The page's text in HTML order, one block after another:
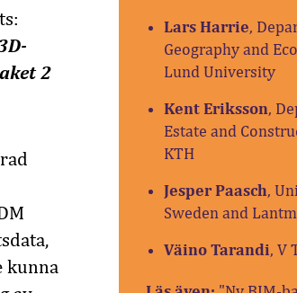
Lars Harrie,
Geography and
Lund University
Kent Eriksson,
Estate and
KTH
Jesper Paasch,
Sweden and
Väino Tarandi, V
2
kunna